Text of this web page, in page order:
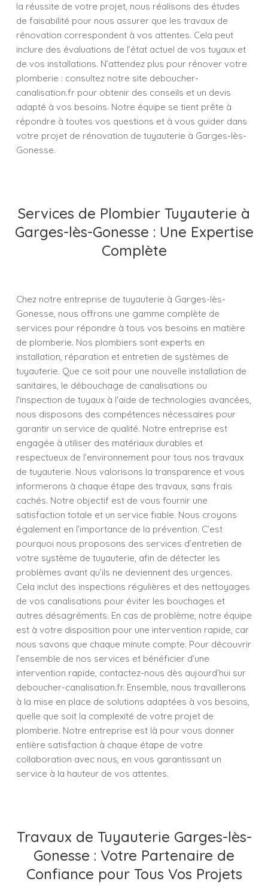
la réussite de votre projet, nous réalisons des études
de faisabilité pour nous assurer que les travaux de
rénovation correspondent à vos attentes. Cela peut
inclure des évaluations de l’état actuel de vos tuyaux et
de vos installations. N’attendez plus pour rénover votre
plomberie : consultez notre site deboucher-
canalisation.fr pour obtenir des conseils et un devis
adapté à vos besoins. Notre équipe se tient prête à
répondre à toutes vos questions et à vous guider dans
votre projet de rénovation de tuyauterie à Garges-lès-
Gonesse.
Services de Plombier Tuyauterie à
Garges-lès-Gonesse : Une Expertise
Complète
Chez notre entreprise de tuyauterie à Garges-lès-
Gonesse, nous offrons une gamme complète de
services pour répondre à tous vos besoins en matière
de plomberie. Nos plombiers sont experts en
installation, réparation et entretien de systèmes de
tuyauterie. Que ce soit pour une nouvelle installation de
sanitaires, le débouchage de canalisations ou
l'inspection de tuyaux à l'aide de technologies avancées,
nous disposons des compétences nécessaires pour
garantir un service de qualité. Notre entreprise est
engagée à utiliser des matériaux durables et
respectueux de l’environnement pour tous nos travaux
de tuyauterie. Nous valorisons la transparence et vous
informerons à chaque étape des travaux, sans frais
cachés. Notre objectif est de vous fournir une
satisfaction totale et un service fiable. Nous croyons
également en l’importance de la prévention. C’est
pourquoi nous proposons des services d’entretien de
votre système de tuyauterie, afin de détecter les
problèmes avant qu’ils ne deviennent des urgences.
Cela inclut des inspections régulières et des nettoyages
de vos canalisations pour éviter les bouchages et
autres désagréments. En cas de problème, notre équipe
est à votre disposition pour une intervention rapide, car
nous savons que chaque minute compte. Pour découvrir
l’ensemble de nos services et bénéficier d’une
intervention rapide, contactez-nous dès aujourd’hui sur
deboucher-canalisation.fr. Ensemble, nous travaillerons
à la mise en place de solutions adaptées à vos besoins,
quelle que soit la complexité de votre projet de
plomberie. Notre entreprise est là pour vous donner
entière satisfaction à chaque étape de votre
collaboration avec nous, en vous garantissant un
service à la hauteur de vos attentes.
Travaux de Tuyauterie Garges-lès-
Gonesse : Votre Partenaire de
Confiance pour Tous Vos Projets